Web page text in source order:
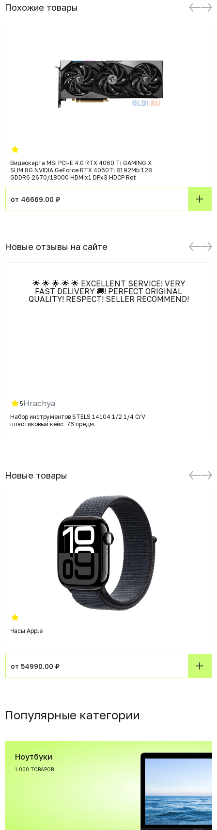
Похожие товары
Видеокарта MSI PCI-E 4.0 RTX 4060 Ti GAMING X
SLIM 8G NVIDIA GeForce RTX 4060TI 8192Mb 128
GDDR6 2670/18000 HDMIx1 DPx3 HDCP Ret
от 46669.00 ₽
Новые отзывы на сайте
🌟 🌟 🌟 🌟 🌟 EXCELLENT SERVICE! VERY
FAST DELIVERY 🚚! PERFECT ORIGINAL
QUALITY! RESPECT! SELLER RECOMMEND!
5Hrachya
Набор инструментов STELS 14104 1/2 1/4 CrV
пластиковый кейс 76 предм.
Новые товары
Часы Apple
от 54990.00 ₽
Популярные категории
Ноутбуки
1 000 ТОВАРОВ